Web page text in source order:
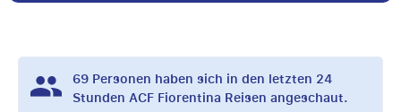
69Personen haben sich in den letzten 24
Stunden ACF Fiorentina Reisen angeschaut.